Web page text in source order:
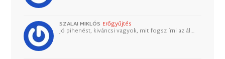
SZALAI MIKLÓS Erőgyűjtés
Jó pihenést, kiváncsi vagyok, mit fogsz írni az ál…